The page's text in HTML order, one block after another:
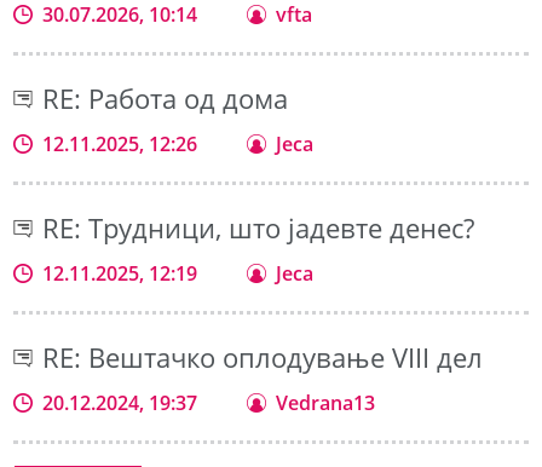
30.07.2026, 10:14 vfta
RE: Работа од дома
12.11.2025, 12:26 Jeca
RE: Трудници, што јадевте денес?
12.11.2025, 12:19 Jeca
RE: Вештачко оплодување VIII дел
20.12.2024, 19:37 Vedrana13